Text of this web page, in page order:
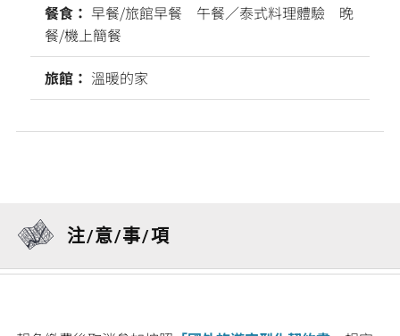
餐食： 早餐/旅館早餐 午餐／泰式料理體驗 晚
餐/機上簡餐
旅館： 溫暖的家
注/意/事/項